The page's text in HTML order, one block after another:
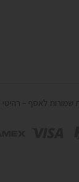
שמורות לאסף – רהיטי